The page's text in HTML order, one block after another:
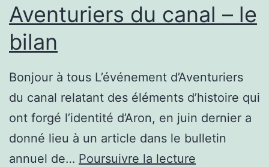
Aventuriers du canal – le
bilan
Bonjour à tous L’événement d’Aventuriers
du canal relatant des éléments d’histoire qui
ont forgé l’identité d’Aron, en juin dernier a
donné lieu à un article dans le bulletin
annuel de… Poursuivre la lecture